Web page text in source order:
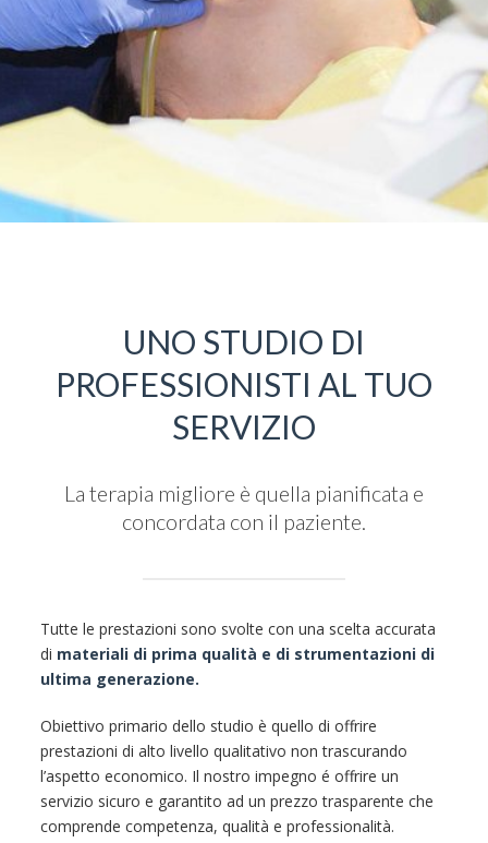
UNO STUDIO DI
PROFESSIONISTI AL TUO
SERVIZIO
La terapia migliore è quella pianificata e
concordata con il paziente.
Tutte le prestazioni sono svolte con una scelta accurata
di materiali di prima qualità e di strumentazioni di
ultima generazione.
Obiettivo primario dello studio è quello di offrire
prestazioni di alto livello qualitativo non trascurando
l’aspetto economico. Il nostro impegno é offrire un
servizio sicuro e garantito ad un prezzo trasparente che
comprende competenza, qualità e professionalità.